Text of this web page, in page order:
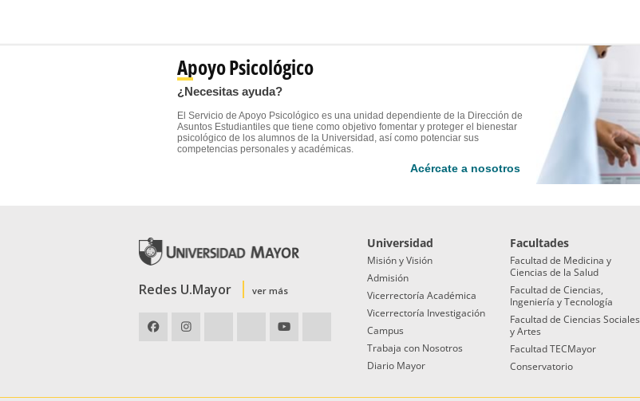
Apoyo Psicológico
¿Necesitas ayuda?
El Servicio de Apoyo Psicológico es una unidad dependiente de la Dirección de
Asuntos Estudiantiles que tiene como objetivo fomentar y proteger el bienestar
psicológico de los alumnos de la Universidad, así como potenciar sus
competencias personales y académicas.
Acércate a nosotros
Redes U.Mayor ver más
Universidad
Misión y Visión
Admisión
Vicerrectoría Académica
Vicerrectoría Investigación
Campus
Trabaja con Nosotros
Diario Mayor
Facultades
Facultad de Medicina y
Ciencias de la Salud
Facultad de Ciencias,
Ingeniería y Tecnología
Facultad de Ciencias Sociales
y Artes
Facultad TECMayor
Conservatorio